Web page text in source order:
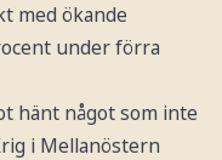
med ökande
under förra
hänt något som inte
i Mellanöstern